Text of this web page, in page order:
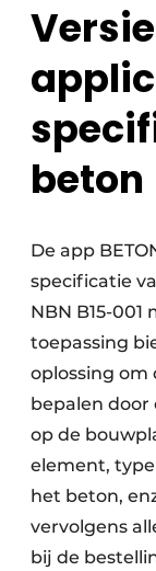
Versie
beton
De app
specificatie
NBN B15-
toepassing
oplossing om
bepalen door
op de
element,
het beton,
vervolgens
bij de